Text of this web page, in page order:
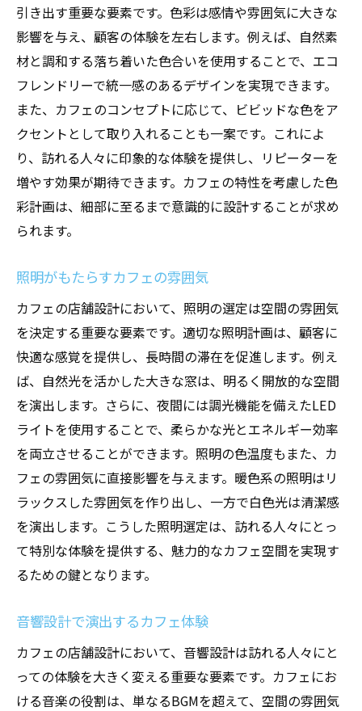
競合との差別化を図るための工夫
ブランドイメージを反映した空間作り
ストーリー性のあるコンセプトの提案
魅力的なカフェを作る店舗設計の秘訣
五感で楽しむ空間の作り方
光と影を利用したデザイン
ユニークな空間を演出するアイデア
素材の選び方で変わる空間の印象
家具選びが鍵!カフェ店舗設計のポイント
機能性とデザイン性を兼ね備えた家具選び
素材が与える空間の印象
色調バランスを考えた家具配置
コンセプトに合った家具スタイルの選定
多様な座席タイプで演出する雰囲気
長時間の居心地を考慮した家具選び
自然素材で実現するカフェ店舗設計の温もり
木材を活かした温かみのあるデザイン
石材の質感を取り入れた高級感
緑を効果的に配置したリラックス空間
環境に優しい素材選びのポイント
自然素材で感じる季節感の演出
カフェ店舗設計で訪れる人々を魅了する方法
視覚的なインパクトを与えるエントランス
引き出す重要な要素です。色彩は感情や雰囲気に大きな
影響を与え、顧客の体験を左右します。例えば、自然素
材と調和する落ち着いた色合いを使用することで、エコ
フレンドリーで統一感のあるデザインを実現できます。
また、カフェのコンセプトに応じて、ビビッドな色をア
クセントとして取り入れることも一案です。これによ
り、訪れる人々に印象的な体験を提供し、リピーターを
増やす効果が期待できます。カフェの特性を考慮した色
彩計画は、細部に至るまで意識的に設計することが求め
られます。
照明がもたらすカフェの雰囲気
カフェの店舗設計において、照明の選定は空間の雰囲気
を決定する重要な要素です。適切な照明計画は、顧客に
快適な感覚を提供し、長時間の滞在を促進します。例え
ば、自然光を活かした大きな窓は、明るく開放的な空間
を演出します。さらに、夜間には調光機能を備えたLED
ライトを使用することで、柔らかな光とエネルギー効率
を両立させることができます。照明の色温度もまた、カ
フェの雰囲気に直接影響を与えます。暖色系の照明はリ
ラックスした雰囲気を作り出し、一方で白色光は清潔感
を演出します。こうした照明選定は、訪れる人々にとっ
て特別な体験を提供する、魅力的なカフェ空間を実現す
るための鍵となります。
音響設計で演出するカフェ体験
カフェの店舗設計において、音響設計は訪れる人々にと
っての体験を大きく変える重要な要素です。カフェにお
ける音楽の役割は、単なるBGMを超えて、空間の雰囲気